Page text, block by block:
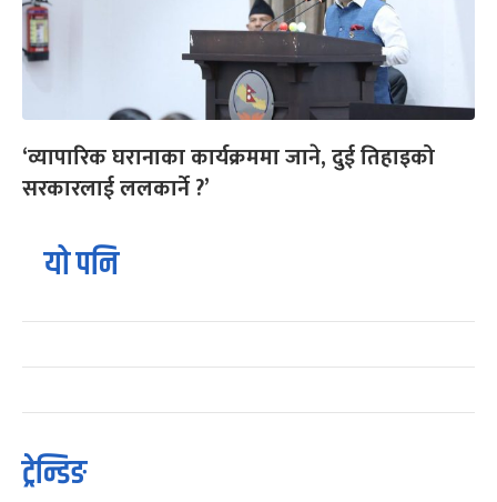
‘व्यापारिक घरानाका कार्यक्रममा जाने, दुई तिहाइको
सरकारलाई ललकार्ने ?’
यो पनि
ट्रेन्डिङ